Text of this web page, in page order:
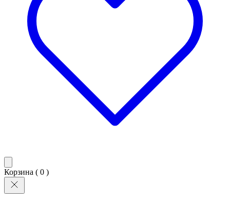
Корзина ( 0 )